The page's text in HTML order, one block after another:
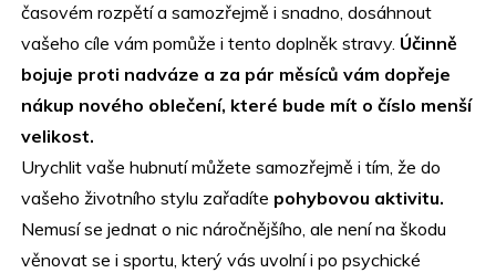
časovém rozpětí a samozřejmě i snadno, dosáhnout
vašeho cíle vám pomůže i tento doplněk stravy. Účinně
bojuje proti nadváze a za pár měsíců vám dopřeje
nákup nového oblečení, které bude mít o číslo menší
velikost.
Urychlit vaše hubnutí můžete samozřejmě i tím, že do
vašeho životního stylu zařadíte pohybovou aktivitu.
Nemusí se jednat o nic náročnějšího, ale není na škodu
věnovat se i sportu, který vás uvolní i po psychické